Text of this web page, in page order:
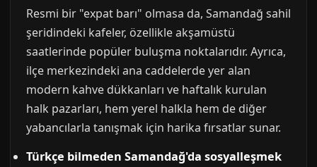
Resmi bir "expat barı" olmasa da, Samandağ sahil
şeridindeki kafeler, özellikle akşamüstü
saatlerinde popüler buluşma noktalarıdır. Ayrıca,
ilçe merkezindeki ana caddelerde yer alan
modern kahve dükkanları ve haftalık kurulan
halk pazarları, hem yerel halkla hem de diğer
yabancılarla tanışmak için harika fırsatlar sunar.
Türkçe bilmeden Samandağ'da sosyalleşmek